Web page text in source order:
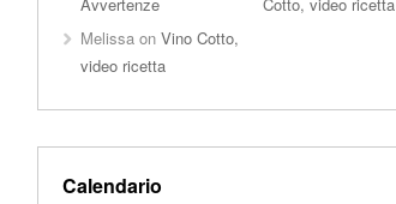
Melissaon Vino Cotto,
video ricetta
Calendario